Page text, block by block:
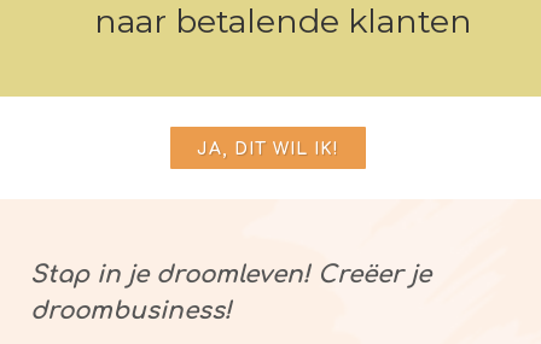
naar betalende klanten
JA, DIT WIL IK!
Stap in je droomleven! Creëer je
droombusiness!